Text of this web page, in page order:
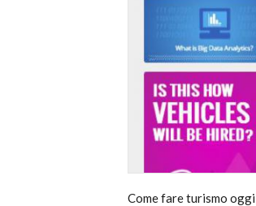
Come fare turismo